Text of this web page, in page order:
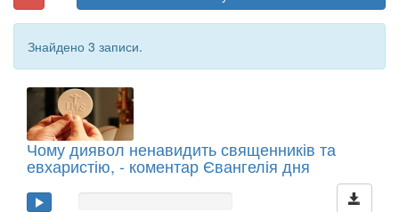
Знайдено 3 записи.
Чому диявол ненавидить священників та
евхаристію, - коментар Євангелія дня